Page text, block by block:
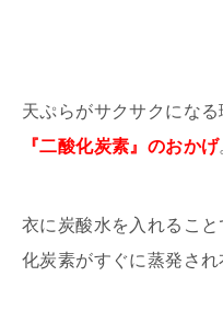
天ぷらがサクサクになる
『二酸化炭素』のおかげ
衣に炭酸水を入れるこ
化炭素がすぐに蒸発され